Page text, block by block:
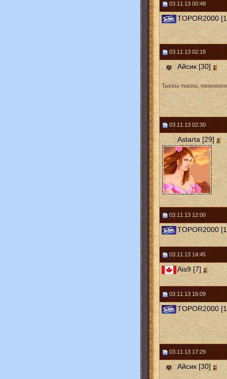
03.11.13 00:48
TOPOR2000
03.11.13 02:18
Айсик [30]
Тыквы-тыквы,
03.11.13 02:30
Astarta [29]
03.11.13 12:00
TOPOR2000
03.11.13 14:45
Ais9 [7]
03.11.13 16:09
TOPOR2000
03.11.13 17:29
Айсик [30]